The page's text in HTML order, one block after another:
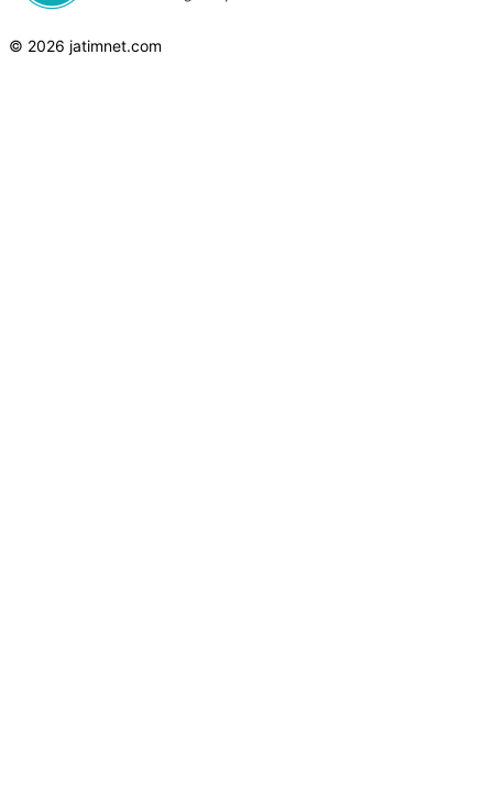
© 2026 jatimnet.com